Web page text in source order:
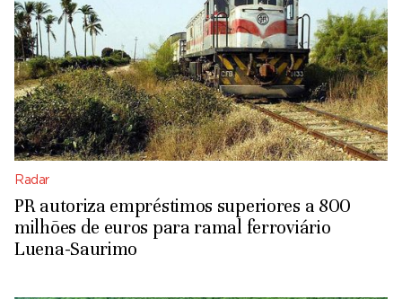
Radar
PR autoriza empréstimos superiores a 800
milhões de euros para ramal ferroviário
Luena-Saurimo